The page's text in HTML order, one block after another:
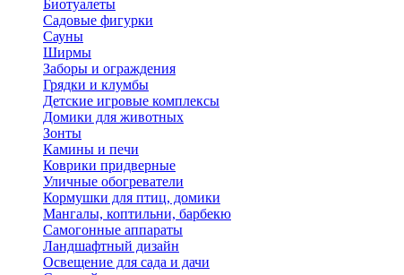
Биотуалеты
Садовые фигурки
Сауны
Ширмы
Заборы и ограждения
Грядки и клумбы
Детские игровые комплексы
Домики для животных
Зонты
Камины и печи
Коврики придверные
Уличные обогреватели
Кормушки для птиц, домики
Мангалы, коптильни, барбекю
Самогонные аппараты
Ландшафтный дизайн
Освещение для сада и дачи